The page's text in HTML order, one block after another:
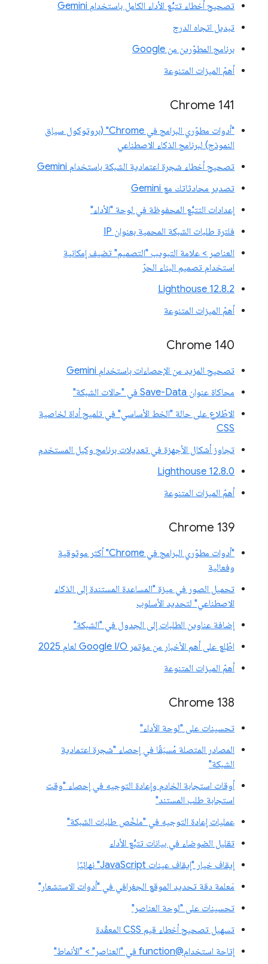
تصحيح أخطاء تتبُّع الأداء الكامل باستخدام Gemini
تبديل اتجاه الدرج
برنامج المطوّرين من Google
أهمّ الميزات المتنوعة
‫Chrome 141
"أدوات مطوّري البرامج في Chrome" (بروتوكول سياق
النموذج) لبرنامج الذكاء الاصطناعي
تصحيح أخطاء شجرة اعتمادية الشبكة باستخدام Gemini
تصدير محادثاتك مع Gemini
إعدادات التتبُّع المحفوظة في لوحة "الأداء"
فلترة طلبات الشبكة المحمية بعنوان IP
العناصر > علامة التبويب "التصميم" تضيف إمكانية
استخدام تصميم البناء الحرّ
‫Lighthouse 12.8.2
أهمّ الميزات المتنوعة
Chrome 140
تصحيح المزيد من الإحصاءات باستخدام Gemini
محاكاة عنوان Save-Data في "حالات الشبكة"
الاطّلاع على حالة "الخط الأساسي" في تلميح أداة لخاصية
CSS
تجاوز أشكال الأجهزة في تعديلات برنامج وكيل المستخدم
‫Lighthouse 12.8.0
أهمّ الميزات المتنوعة
‫Chrome 139
"أدوات مطوّري البرامج في Chrome" أكثر موثوقية
وفعالية
تحميل الصور في ميزة "المساعدة المستندة إلى الذكاء
الاصطناعي" لتحديد الأسلوب
إضافة عناوين الطلبات إلى الجدول في "الشبكة"
اطّلِع على أهم الأخبار من مؤتمر Google I/O لعام 2025
أهمّ الميزات المتنوعة
‫Chrome 138
تحسينات على "لوحة الأداء"
المصادر المتصلة مُسبَقًا في إحصاء "شجرة اعتمادية
الشبكة"
أوقات استجابة الخادم وإعادة التوجيه في إحصاء "وقت
استجابة طلب المستند"
عمليات إعادة التوجيه في "ملخّص طلبات الشبكة"
تقليل الضوضاء في بيانات تتبُّع الأداء
إيقاف خيار "إيقاف عينات JavaScript" نهائيًا
مَعلمة دقة تحديد الموقع الجغرافي في "أدوات الاستشعار"
تحسينات على "لوحة العناصر"
تسهيل تصحيح أخطاء قيم CSS المعقّدة
إتاحة استخدام@function في "العناصر" > "الأنماط"